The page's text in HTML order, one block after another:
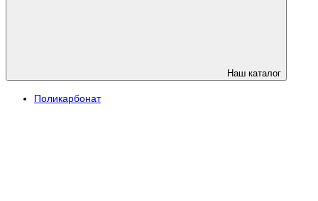
Наш каталог
Поликарбонат